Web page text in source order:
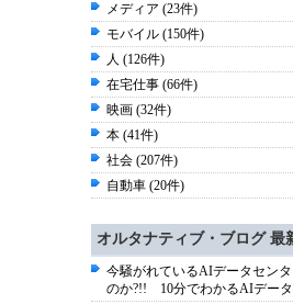
メディア (23件)
モバイル (150件)
人 (126件)
在宅仕事 (66件)
映画 (32件)
本 (41件)
社会 (207件)
自動車 (20件)
オルタナティブ・ブログ 最
今騒がれているAIデータセン
のか?!! 10分でわかるAIデー